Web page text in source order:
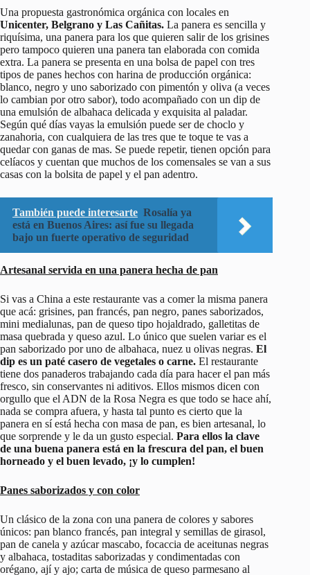
Una propuesta gastronómica orgánica con locales en
Unicenter, Belgrano y Las Cañitas. La panera es sencilla y
riquísima, una panera para los que quieren salir de los grisines
pero tampoco quieren una panera tan elaborada con comida
extra. La panera se presenta en una bolsa de papel con tres
tipos de panes hechos con harina de producción orgánica:
blanco, negro y uno saborizado con pimentón y oliva (a veces
lo cambian por otro sabor), todo acompañado con un dip de
una emulsión de albahaca delicada y exquisita al paladar.
Según qué días vayas la emulsión puede ser de choclo y
zanahoria, con cualquiera de las tres que te toque te vas a
quedar con ganas de mas. Se puede repetir, tienen opción para
celíacos y cuentan que muchos de los comensales se van a sus
casas con la bolsita de papel y el pan adentro.
También puede interesarte Rosalía ya
está en Buenos Aires: así fue su llegada
bajo un fuerte operativo de seguridad
Artesanal servida en una panera hecha de pan
Si vas a China a este restaurante vas a comer la misma panera
que acá: grisines, pan francés, pan negro, panes saborizados,
mini medialunas, pan de queso tipo hojaldrado, galletitas de
masa quebrada y queso azul. Lo único que suelen variar es el
pan saborizado por uno de albahaca, nuez u olivas negras. El
dip es un paté casero de vegetales o carne. El restaurante
tiene dos panaderos trabajando cada día para hacer el pan más
fresco, sin conservantes ni aditivos. Ellos mismos dicen con
orgullo que el ADN de la Rosa Negra es que todo se hace ahí,
nada se compra afuera, y hasta tal punto es cierto que la
panera en sí está hecha con masa de pan, es bien artesanal, lo
que sorprende y le da un gusto especial. Para ellos la clave
de una buena panera está en la frescura del pan, el buen
horneado y el buen levado, ¡y lo cumplen!
Panes saborizados y con color
Un clásico de la zona con una panera de colores y sabores
únicos: pan blanco francés, pan integral y semillas de girasol,
pan de canela y azúcar mascabo, focaccia de aceitunas negras
y albahaca, tostaditas saborizadas y condimentadas con
orégano, ají y ajo; carta de música de queso parmesano al